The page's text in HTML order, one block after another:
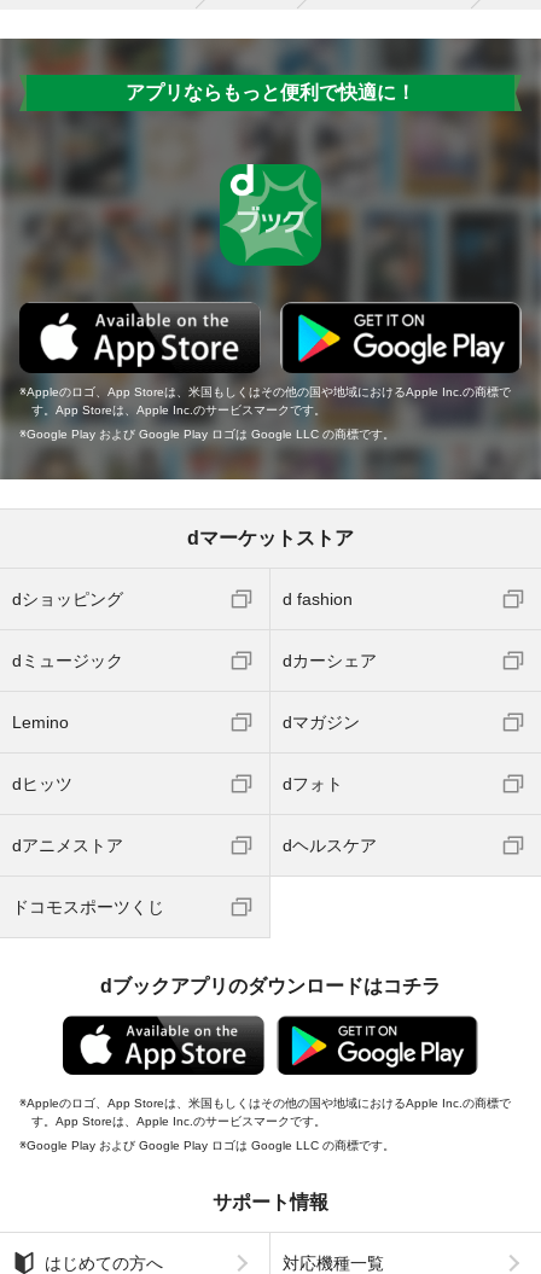
アプリならもっと便利で快適に！
Appleのロゴ、App Storeは、米国もしくはその他の国や地域におけるApple Inc.の商標で
す。App Storeは、Apple Inc.のサービスマークです。
Google Play および Google Play ロゴは Google LLC の商標です。
dマーケットストア
dショッピング d fashion
dミュージック dカーシェア
Lemino dマガジン
dヒッツ dフォト
dアニメストア dヘルスケア
ドコモスポーツくじ
dブックアプリのダウンロードはコチラ
Appleのロゴ、App Storeは、米国もしくはその他の国や地域におけるApple Inc.の商標で
す。App Storeは、Apple Inc.のサービスマークです。
Google Play および Google Play ロゴは Google LLC の商標です。
サポート情報
はじめての方へ 対応機種一覧